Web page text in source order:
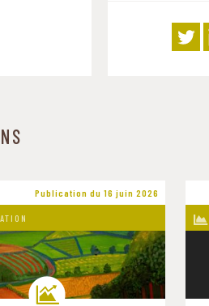
Publication du 16 juin 2026